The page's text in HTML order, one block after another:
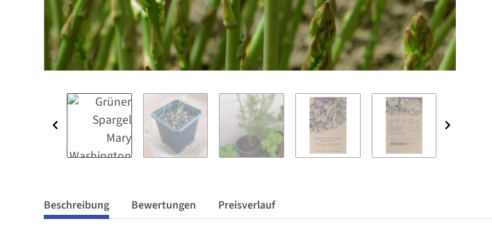
Beschreibung Bewertungen Preisverlauf